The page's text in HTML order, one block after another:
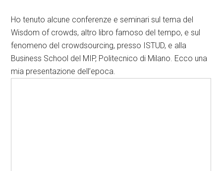
Ho tenuto alcune conferenze e seminari sul tema del
Wisdom of crowds, altro libro famoso del tempo, e sul
fenomeno del crowdsourcing, presso ISTUD, e alla
Business School del MIP, Politecnico di Milano. Ecco una
mia presentazione dell’epoca.